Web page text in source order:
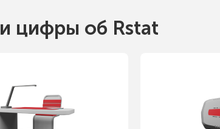
и цифры об Rstat